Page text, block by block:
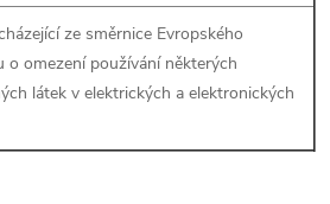
ze směrnice Evropského
o omezení používání některých
látek v elektrických a elektronických